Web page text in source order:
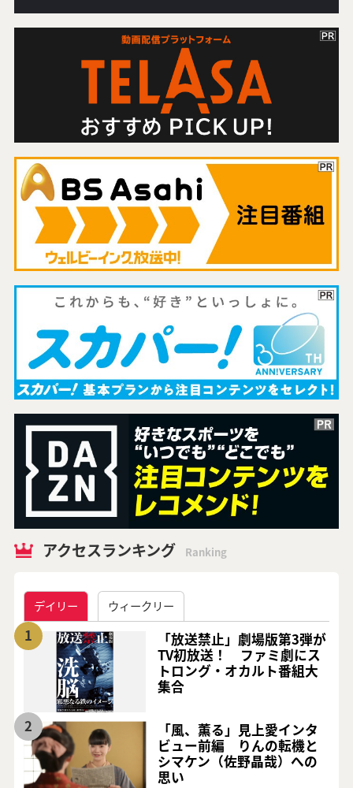
アクセスランキング Ranking
デイリー ウィークリー
1
「放送禁止」劇場版第3弾が
TV初放送！ ファミ劇にス
トロング・オカルト番組大
集合
2
「風、薫る」見上愛インタ
ビュー前編 りんの転機と
シマケン（佐野晶哉）への
思い